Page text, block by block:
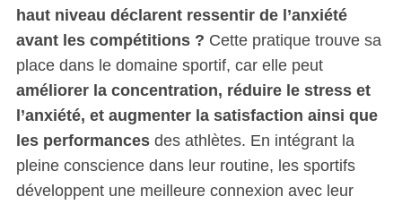
haut niveau déclarent ressentir de l’anxiété
avant les compétitions ? Cette pratique trouve sa
place dans le domaine sportif, car elle peut
améliorer la concentration, réduire le stress et
l’anxiété, et augmenter la satisfaction ainsi que
les performancesdes athlètes. En intégrant la
pleine conscience dans leur routine, les sportifs
développent une meilleure connexion avec leur